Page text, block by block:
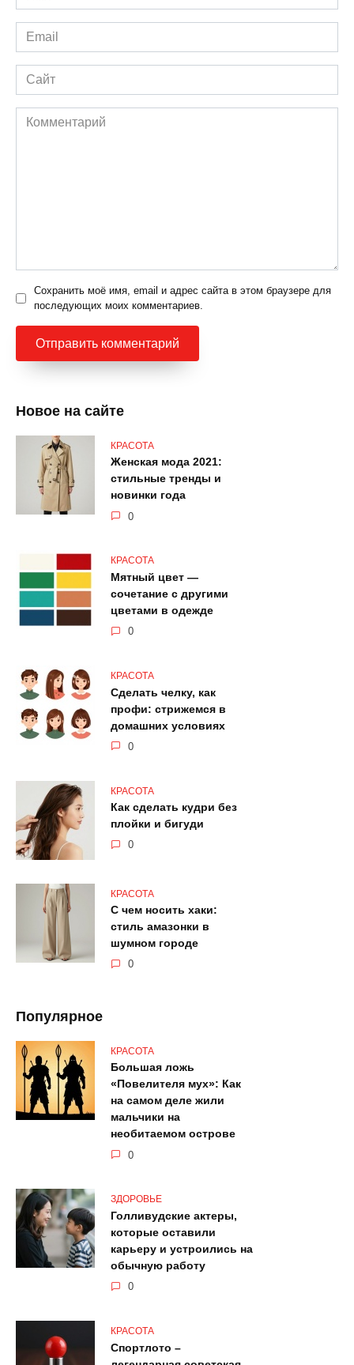
*
Email
*
Сайт
Комментарий
Сохранить моё имя, email и адрес сайта в этом браузере для
последующих моих комментариев.
Новое на сайте
КРАСОТА
Женская мода 2021:
стильные тренды и
новинки года
0
КРАСОТА
Мятный цвет —
сочетание с другими
цветами в одежде
0
КРАСОТА
Сделать челку, как
профи: стрижемся в
домашних условиях
0
КРАСОТА
Как сделать кудри без
плойки и бигуди
0
КРАСОТА
С чем носить хаки:
стиль амазонки в
шумном городе
0
Популярное
КРАСОТА
Большая ложь
«Повелителя мух»: Как
на самом деле жили
мальчики на
необитаемом острове
0
ЗДОРОВЬЕ
Голливудские актеры,
которые оставили
карьеру и устроились на
обычную работу
0
КРАСОТА
Спортлото –